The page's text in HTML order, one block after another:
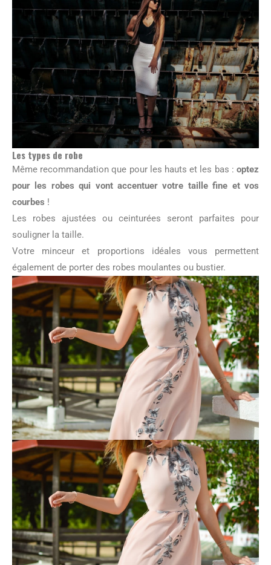
Les types de robe
Même recommandation que pour les hauts et les bas : optez
pour les robes qui vont accentuer votre taille fine et vos
courbes !
Les robes ajustées ou ceinturées seront parfaites pour
souligner la taille.
Votre minceur et proportions idéales vous permettent
également de porter des robes moulantes ou bustier.